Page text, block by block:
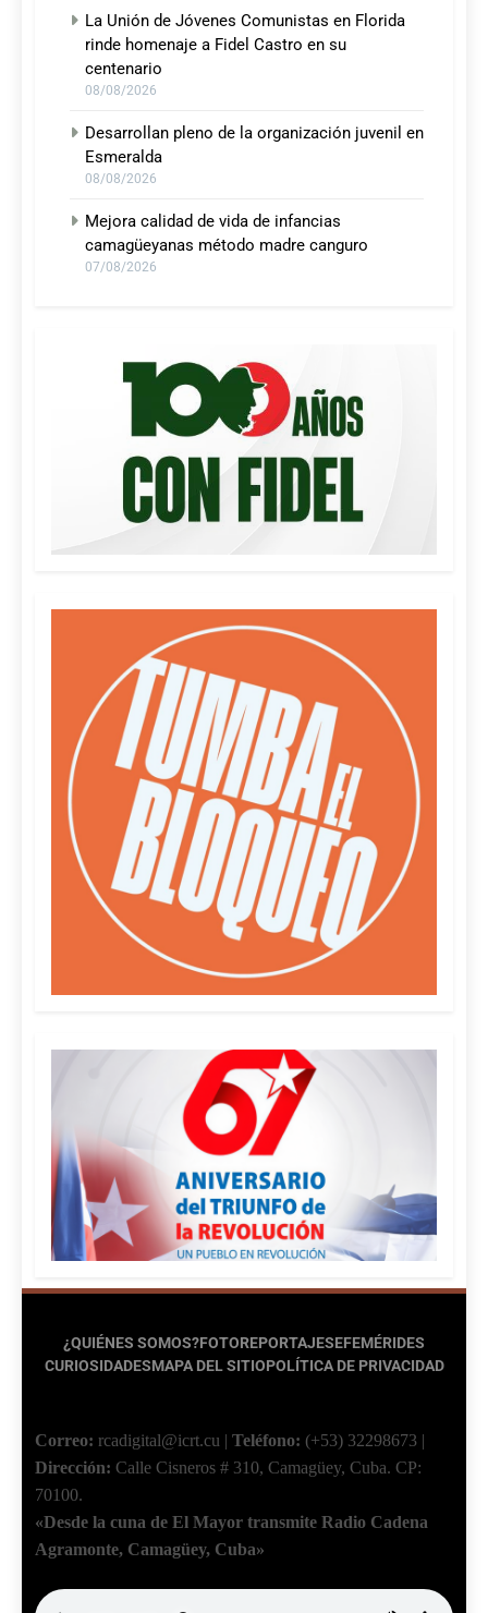
La Unión de Jóvenes Comunistas en Florida
rinde homenaje a Fidel Castro en su
centenario
08/08/2026
Desarrollan pleno de la organización juvenil en
Esmeralda
08/08/2026
Mejora calidad de vida de infancias
camagüeyanas método madre canguro
07/08/2026
¿QUIÉNES SOMOS?FOTOREPORTAJESEFEMÉRIDES
CURIOSIDADESMAPA DEL SITIOPOLÍTICA DE PRIVACIDAD
Correo: rcadigital@icrt.cu | Teléfono: (+53) 32298673 |
Dirección: Calle Cisneros # 310, Camagüey, Cuba. CP:
70100.
«Desde la cuna de El Mayor transmite Radio Cadena
Agramonte, Camagüey, Cuba»